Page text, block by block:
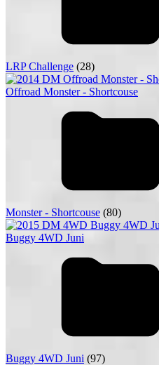
LRP Challenge (28)
Monster - Shortcouse (80)
Buggy 4WD Juni (97)